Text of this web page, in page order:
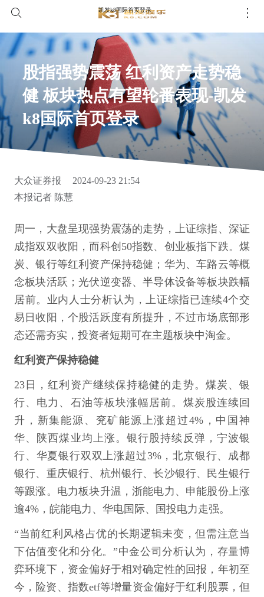
凯发k8国际首页登录
股指强势震荡 红利资产走势稳
健 板块热点有望轮番表现-凯发
k8国际首页登录
大众证券报
2024-09-23 21:54
本报记者 陈慧
周一，大盘呈现强势震荡的走势，上证综指、深证
成指双双收阳，而科创50指数、创业板指下跌。煤
炭、银行等红利资产保持稳健；华为、车路云等概
念板块活跃；光伏逆变器、半导体设备等板块跌幅
居前。业内人士分析认为，上证综指已连续4个交
易日收阳，个股活跃度有所提升，不过市场底部形
态还需夯实，投资者短期可在主题板块中淘金。
红利资产保持稳健
23日，红利资产继续保持稳健的走势。煤炭、银
行、电力、石油等板块涨幅居前。煤炭股连续回
升，新集能源、兖矿能源上涨超过4%，中国神
华、陕西煤业均上涨。银行股持续反弹，宁波银
行、华夏银行双双上涨超过3%，北京银行、成都
银行、重庆银行、杭州银行、长沙银行、民生银行
等跟涨。电力板块升温，浙能电力、申能股份上涨
逾4%，皖能电力、华电国际、国投电力走强。
“当前红利风格占优的长期逻辑未变，但需注意当
下估值变化和分化。”中金公司分析认为，存量博
弈环境下，资金偏好于相对确定性的回报，年初至
今，险资、指数etf等增量资金偏好于红利股票，但